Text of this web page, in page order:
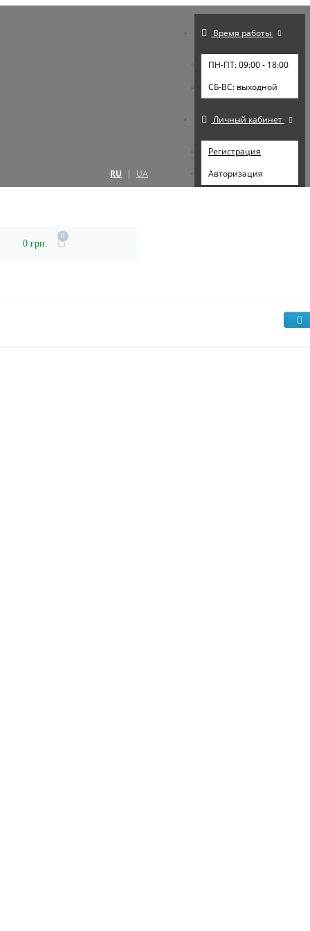
RU | UA
Время работы
ПН-ПТ: 09:00 - 18:00
СБ-ВС: выходной
Личный кабинет
Регистрация
Авторизация
0 грн.
0